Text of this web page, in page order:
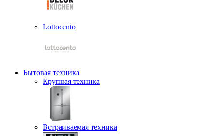
Lottocento
Бытовая техника
Крупная техника
Встраиваемая техника